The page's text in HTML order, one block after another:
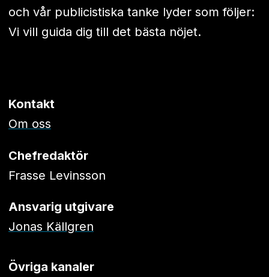
och vår publicistiska tanke lyder som följer:
Vi vill guida dig till det bästa nöjet.
Kontakt
Om oss
Chefredaktör
Frasse Levinsson
Ansvarig utgivare
Jonas Källgren
Övriga kanaler